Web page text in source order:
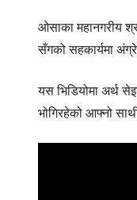
ओसाका महानगरीय
सँगको सहकार्यमा
यस भिडियोमा अर्थ
भोगिरहेको आफ्नो